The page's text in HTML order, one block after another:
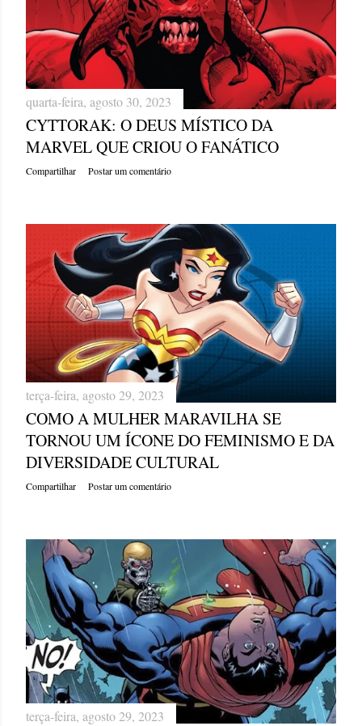
quarta-feira, agosto 30, 2023
CYTTORAK: O DEUS MÍSTICO DA
MARVEL QUE CRIOU O FANÁTICO
Compartilhar Postar um comentário
terça-feira, agosto 29, 2023
COMO A MULHER MARAVILHA SE
TORNOU UM ÍCONE DO FEMINISMO E DA
DIVERSIDADE CULTURAL
Compartilhar Postar um comentário
terça-feira, agosto 29, 2023